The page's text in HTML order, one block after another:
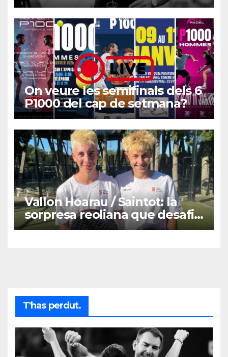
On veure les semifinals dels 6
P1000 del cap de setmana?
Vallon Hoarau / Saintot: la
sorpresa reoliana que desafia
la cap de sèrie 1
T'has perdut.